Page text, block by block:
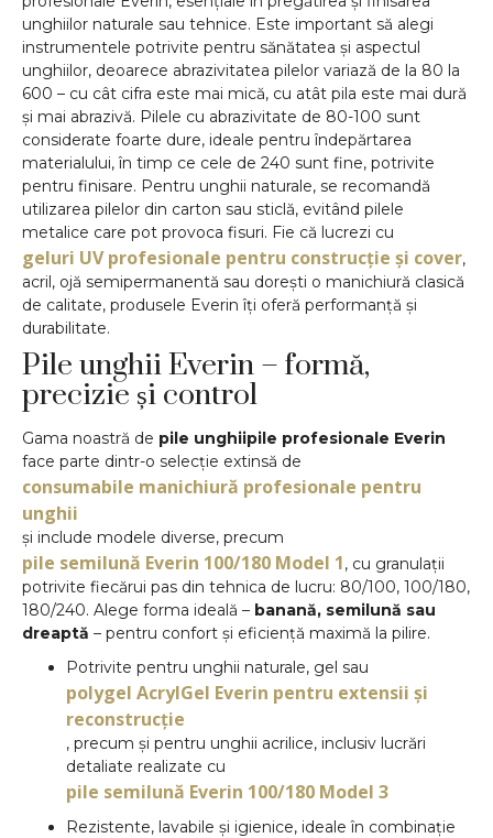
unghiilor naturale sau tehnice. Este important să alegi
instrumentele potrivite pentru sănătatea și aspectul
unghiilor, deoarece abrazivitatea pilelor variază de la 80 la
600 – cu cât cifra este mai mică, cu atât pila este mai dură
și mai abrazivă. Pilele cu abrazivitate de 80-100 sunt
considerate foarte dure, ideale pentru îndepărtarea
materialului, în timp ce cele de 240 sunt fine, potrivite
pentru finisare. Pentru unghii naturale, se recomandă
utilizarea pilelor din carton sau sticlă, evitând pilele
metalice care pot provoca fisuri. Fie că lucrezi cu
geluri UV profesionale pentru construcție și cover,
acril, ojă semipermanentă sau dorești o manichiură clasică
de calitate, produsele Everin îți oferă performanță și
durabilitate.
Pile unghii Everin – formă,
precizie și control
Gama noastră de pile unghiipile profesionale Everin
face parte dintr-o selecție extinsă de
consumabile manichiură profesionale pentru
unghii
și include modele diverse, precum
pile semilună Everin 100/180 Model 1, cu granulații
potrivite fiecărui pas din tehnica de lucru: 80/100, 100/180,
180/240. Alege forma ideală – banană, semilună sau
dreaptă – pentru confort și eficiență maximă la pilire.
Potrivite pentru unghii naturale, gel sau
polygel AcrylGel Everin pentru extensii și
reconstrucție
, precum și pentru unghii acrilice, inclusiv lucrări
detaliate realizate cu
pile semilună Everin 100/180 Model 3
Rezistente, lavabile și igienice, ideale în combinație